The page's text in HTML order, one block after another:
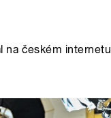
na českém internetu